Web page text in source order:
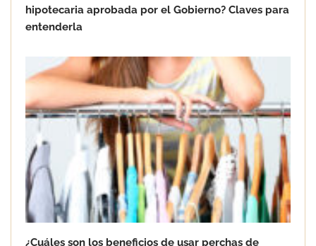
hipotecaria aprobada por el Gobierno? Claves para
entenderla
¿Cuáles son los beneficios de usar perchas de